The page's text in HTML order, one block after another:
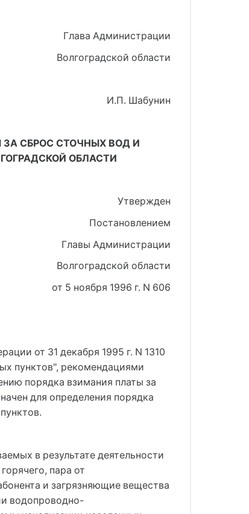
Глава Администрации
Волгоградской области
И.П. Шабунин
СБРОС СТОЧНЫХ ВОД И
ОБЛАСТИ
Утвержден
Постановлением
Главы Администрации
Волгоградской области
от 5 ноября 1996 г. N 606
от 31 декабря 1995 г. N 1310
пунктов", рекомендациями
порядка взимания платы за
для определения порядка
в результате деятельности
пара от
и загрязняющие вещества
водопроводно-